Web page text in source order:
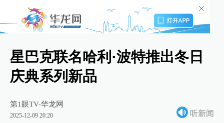
星巴克联名哈利·波特推出冬日
庆典系列新品
第1眼TV-华龙网
2025-12-09 20:20 听新闻